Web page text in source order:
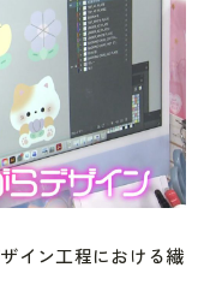
イン工程における繊